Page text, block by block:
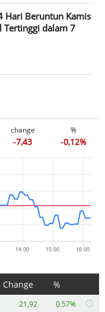
Hari Beruntun Kamis
Tertinggi dalam 7
change
-7,43
%
-0,12%
Change %
21,92 0.57%